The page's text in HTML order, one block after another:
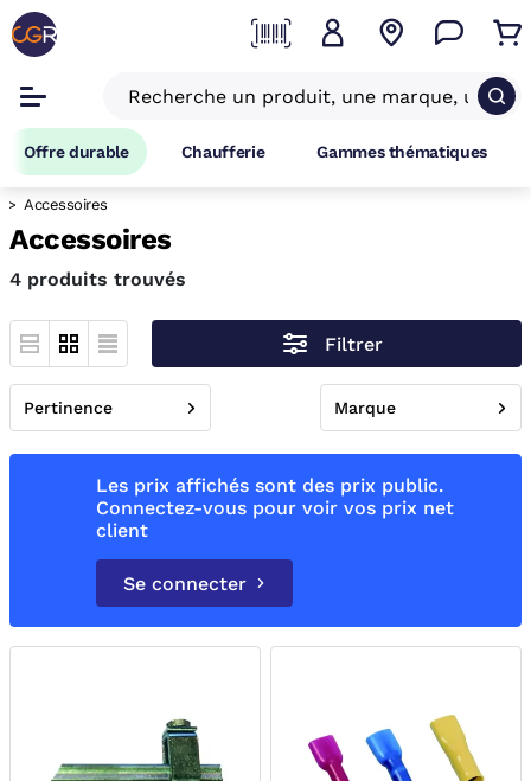
Offre durable Chaufferie Gammes thématiques
Accessoires
Accessoires
4 produits trouvés
Filtrer
Pertinence Marque
Les prix affichés sont des prix public.
Connectez-vous pour voir vos prix net
client
Se connecter